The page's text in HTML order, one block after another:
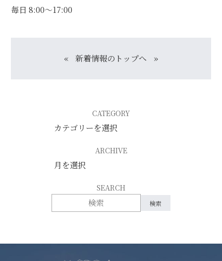
毎日 8:00～17:00
« 新着情報のトップへ »
CATEGORY
ARCHIVE
SEARCH